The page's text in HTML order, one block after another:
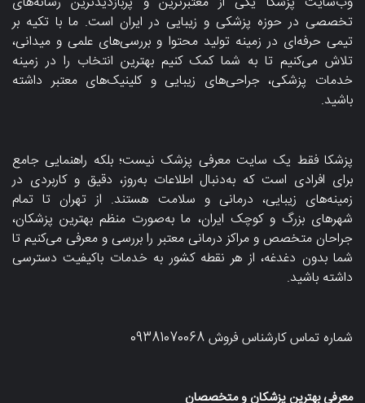
تخصصی در حوزه پزشکی و زیبایی در ایران است. ما با تکیه بر
تیمی حرفه‌ای در زمینه تولید محتوا و بررسی‌های علمی و میدانی،
تلاش می‌کنیم تا به شما کمک کنیم بهترین انتخاب را در زمینه
خدمات پزشکی، جراحی‌های زیبایی و کلینیک‌های معتبر داشته
باشید.
پزشکا فقط یک سایت معرفی پزشک نیست؛ بلکه راهنمایی جامع
برای افرادی است که به‌دنبال اطلاعات به‌روز، دقیق و کاربردی در
زمینه‌های زیبایی، درمانی و سلامت هستند. از تهران تا تمام
شهرهای بزرگ و کوچک ایران، ما به‌صورت منظم بهترین پزشکان،
جراحان متخصص و مراکز درمانی معتبر را بررسی و معرفی می‌کنیم تا
شما بدون دغدغه، از هر نقطه کشور به خدمات باکیفیت دسترسی
داشته باشید.
شماره تماس کارشناس فروش09381070068
معرفی بهترین پزشکان و متخصصان